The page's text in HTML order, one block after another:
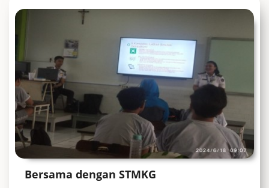
Bersama dengan STMKG